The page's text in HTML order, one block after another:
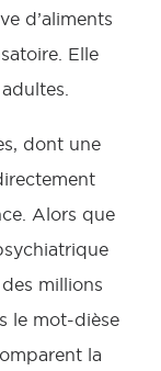
d’aliments
Elle
dont une
Alors que
millions
le mot-dièse
la